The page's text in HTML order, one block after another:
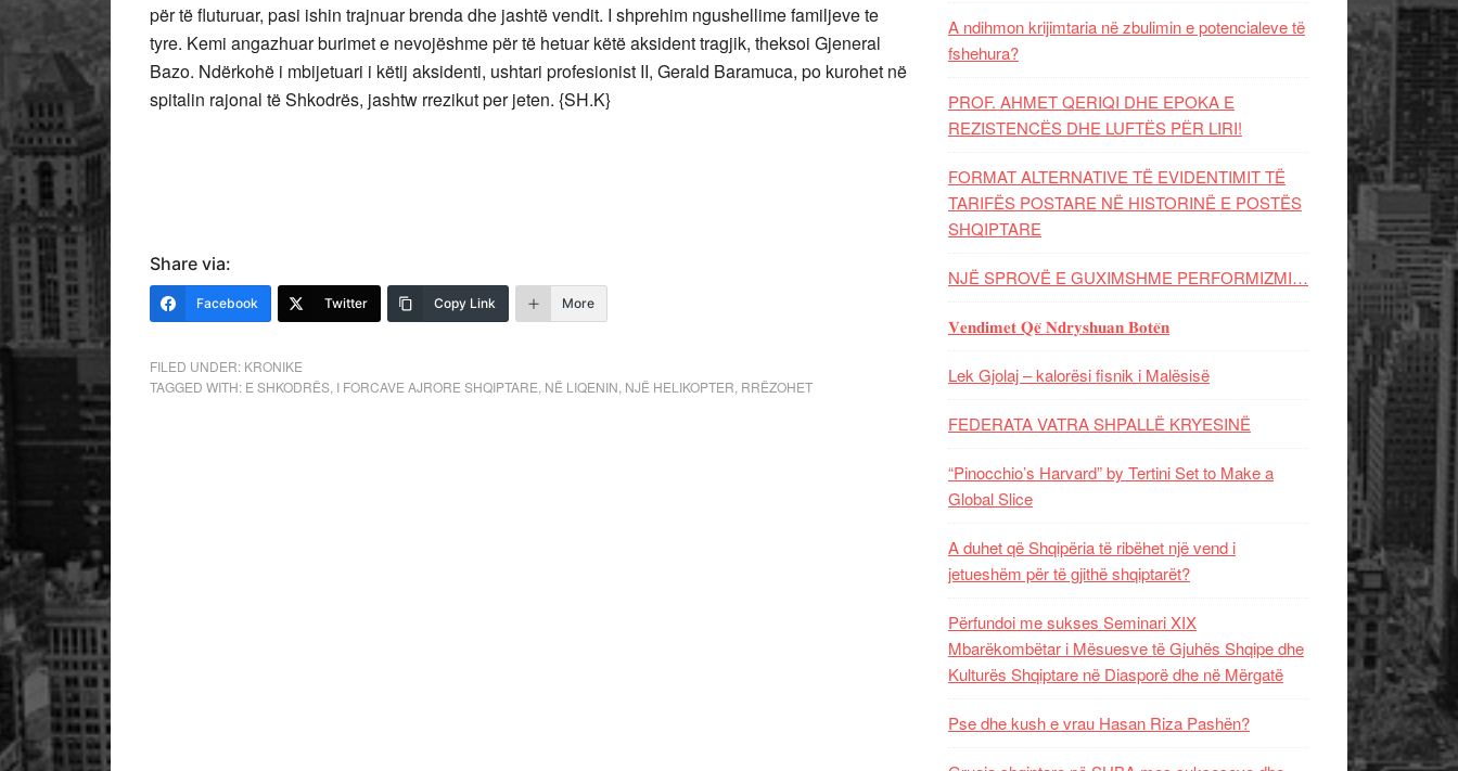
për të fluturuar, pasi ishin trajnuar brenda dhe jashtë vendit. I shprehim ngushellime familjeve te
tyre. Kemi angazhuar burimet e nevojëshme për të hetuar këtë aksident tragjik, theksoi Gjeneral
Bazo. Ndërkohë i mbijetuari i këtij aksidenti, ushtari profesionist II, Gerald Baramuca, po kurohet në
spitalin rajonal të Shkodrës, jashtw rrezikut per jeten. {SH.K}
Share via:
Facebook Twitter Copy Link More
FILED UNDER: KRONIKE
TAGGED WITH: E SHKODRËS I FORCAVE AJRORE SHQIPTARE NË LIQENIN NJË HELIKOPTER RRËZOHET
A ndihmon krijimtaria në zbulimin e potencialeve të
fshehura?
PROF. AHMET QERIQI DHE EPOKA E
REZISTENCЁS DHE LUFTЁS PЁR LIRI!
FORMAT ALTERNATIVE TË EVIDENTIMIT TË
TARIFËS POSTARE NË HISTORINË E POSTËS
SHQIPTARE
NJË SPROVË E GUXIMSHME PERFORMIZMI…
𝐕𝐞𝐧𝐝𝐢𝐦𝐞𝐭 𝐐𝐞̈ 𝐍𝐝𝐫𝐲𝐬𝐡𝐮𝐚𝐧 𝐁𝐨𝐭𝐞̈𝐧
Lek Gjolaj – kalorësi fisnik i Malësisë
FEDERATA VATRA SHPALLË KRYESINË
“Pinocchio’s Harvard” by Tertini Set to Make a
Global Slice
A duhet që Shqipëria të ribëhet një vend i
jetueshëm për të gjithë shqiptarët?
Përfundoi me sukses Seminari XIX
Mbarëkombëtar i Mësuesve të Gjuhës Shqipe dhe
Kulturës Shqiptare në Diasporë dhe në Mërgatë
Pse dhe kush e vrau Hasan Riza Pashën?